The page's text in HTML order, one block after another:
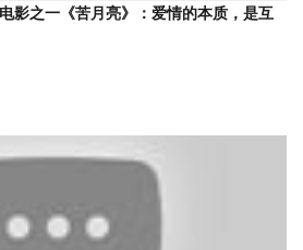
影之一《苦月亮》：爱情的本质，是互